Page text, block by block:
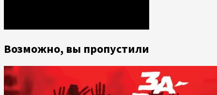
Возможно, вы пропустили